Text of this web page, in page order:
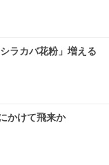
ラカバ花粉」増える
かけて飛来か